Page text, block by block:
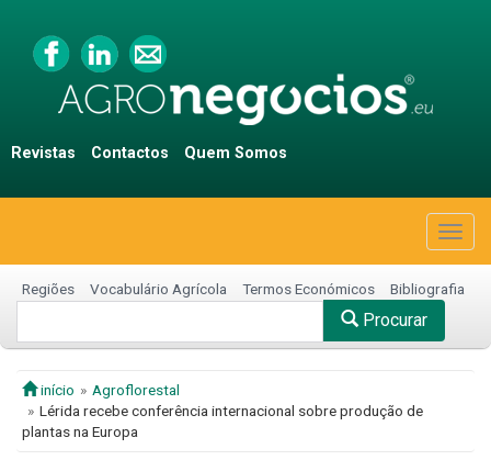
Revistas Contactos Quem Somos
Regiões Vocabulário Agrícola Termos Económicos Bibliografia
Procurar
início
Agroflorestal
Lérida recebe conferência internacional sobre produção de
plantas na Europa